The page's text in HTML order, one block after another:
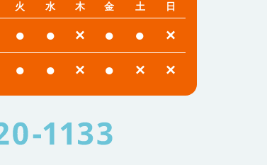
火 水 木 金 土 日
● ● × ● ● ×
● ● × ● × ×